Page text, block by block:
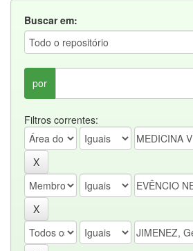
Buscar em:
por
Filtros correntes: